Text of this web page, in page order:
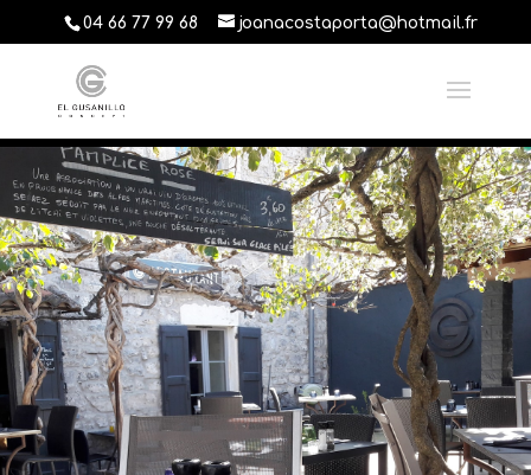
04 66 77 99 68 joanacostaporta@hotmail.fr